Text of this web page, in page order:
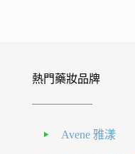
熱門藥妝品牌
Avene 雅漾